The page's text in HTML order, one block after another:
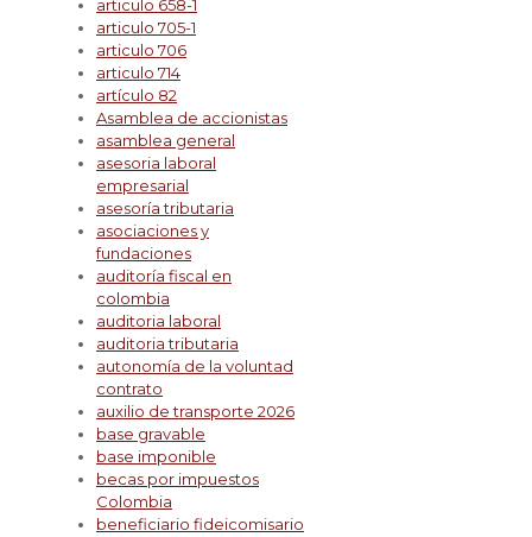
articulo 658-1
articulo 705-1
articulo 706
articulo 714
artículo 82
Asamblea de accionistas
asamblea general
asesoria laboral
empresarial
asesoría tributaria
asociaciones y
fundaciones
auditoría fiscal en
colombia
auditoria laboral
auditoria tributaria
autonomía de la voluntad
contrato
auxilio de transporte 2026
base gravable
base imponible
becas por impuestos
Colombia
beneficiario fideicomisario